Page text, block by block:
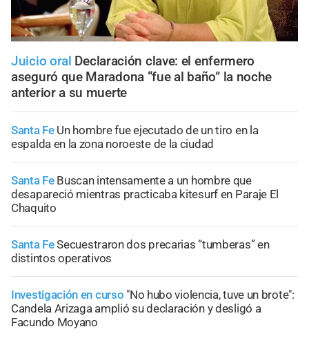
Juicio oral Declaración clave: el enfermero
aseguró que Maradona “fue al baño” la noche
anterior a su muerte
Santa Fe Un hombre fue ejecutado de un tiro en la
espalda en la zona noroeste de la ciudad
Santa Fe Buscan intensamente a un hombre que
desapareció mientras practicaba kitesurf en Paraje El
Chaquito
Santa FeSecuestraron dos precarias “tumberas” en
distintos operativos
Investigación en curso "No hubo violencia, tuve un brote":
Candela Arizaga amplió su declaración y desligó a
Facundo Moyano